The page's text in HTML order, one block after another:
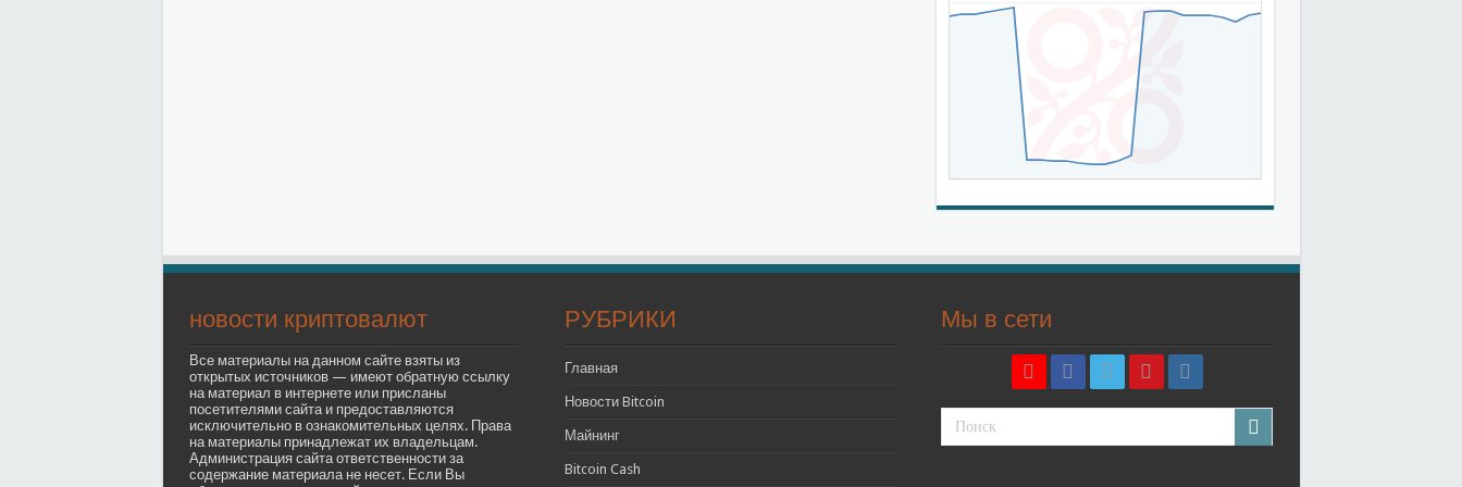
новости криптовалют
Все материалы на данном сайте взяты из
открытых источников — имеют обратную ссылку
на материал в интернете или присланы
посетителями сайта и предоставляются
исключительно в ознакомительных целях. Права
на материалы принадлежат их владельцам.
Администрация сайта ответственности за
содержание материала не несет. Если Вы
РУБРИКИ
Главная
Новости Bitcoin
Майнинг
Bitcoin Cash
Мы в сети